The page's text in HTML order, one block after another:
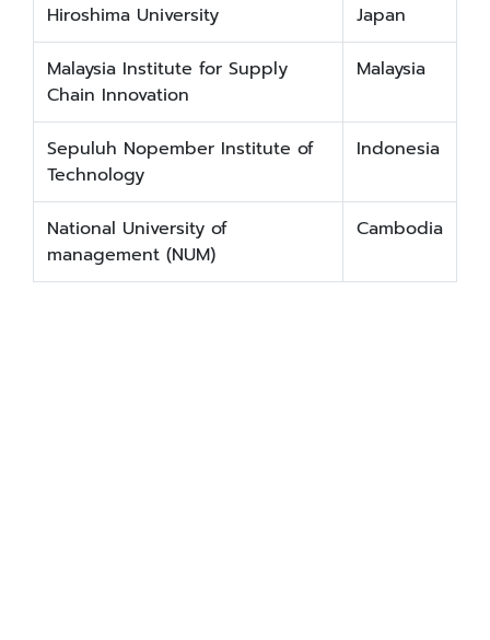
Hiroshima University Japan
Malaysia Institute for Supply
Chain Innovation
Malaysia
Sepuluh Nopember Institute of
Technology
Indonesia
National University of
management (NUM)
Cambodia